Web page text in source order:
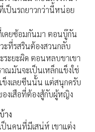
เป็นรถยาวกว่านี้หน่อย
เคยซ้อมกันมา ตอนบู๊กัน
ะที่รสรินต้องสวนกลับ
ระยะผิด ตอนหลบขาเขา
ณมันจะเป็นเหล็กแข็งใช่
งเลยซีนนั้น แต่สนุกครับ
งเสือที่ต้องสู้กับผู้หญิง
าง
ป็นคนที่มีเสน่ห์ เขาแต่ง